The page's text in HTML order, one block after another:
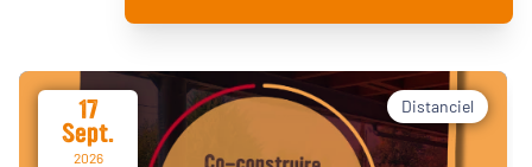
17
Sept.
2026
Distanciel